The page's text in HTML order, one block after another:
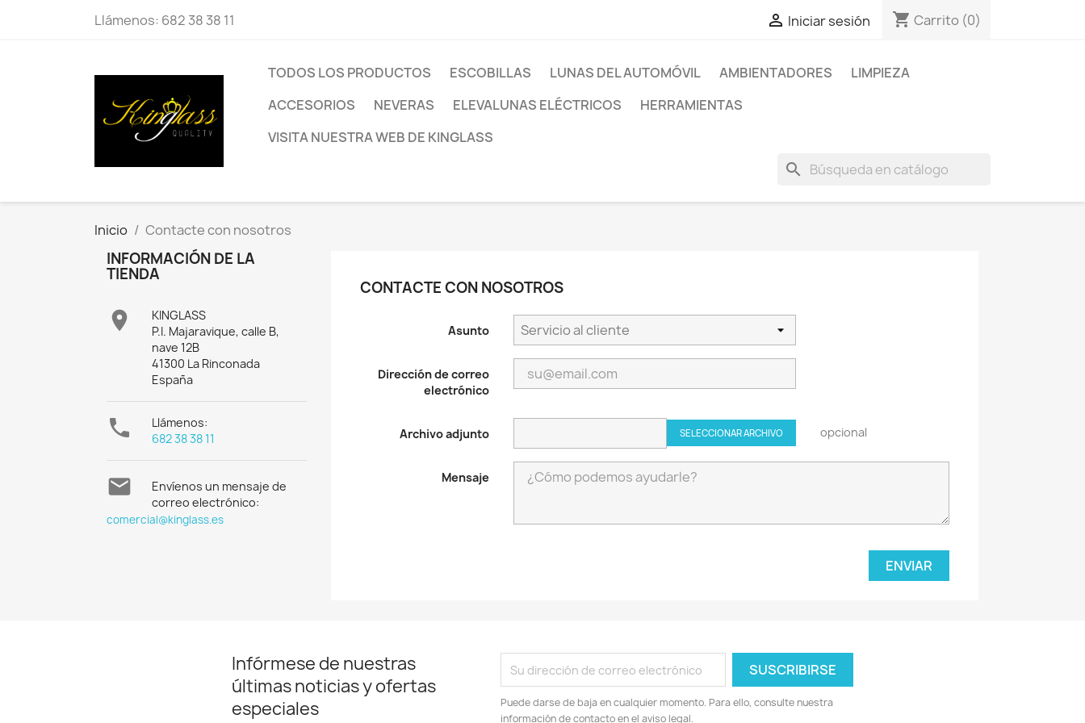
Llámenos: 682 38 38 11  Iniciar sesión shopping_cart Carrito (0)
TODOS LOS PRODUCTOS ESCOBILLAS LUNAS DEL AUTOMÓVIL AMBIENTADORES
LIMPIEZA
ACCESORIOS
NEVERAS ELEVALUNAS ELÉCTRICOS
HERRAMIENTAS
VISITA NUESTRA WEB DE KINGLASS
search
Inicio Contacte con nosotros
INFORMACIÓN DE LA
TIENDA

KINGLASS
P.I. Majaravique, calle B,
nave 12B
41300 La Rinconada
España

Llámenos:
682 38 38 11

Envíenos un mensaje de
correo electrónico:
comercial@kinglass.es
CONTACTE CON NOSOTROS
Asunto
Dirección de correo
electrónico
Archivo adjunto SELECCIONAR ARCHIVO opcional
Mensaje
Infórmese de nuestras
últimas noticias y ofertas
especiales
Puede darse de baja en cualquier momento. Para ello, consulte nuestra
información de contacto en el aviso legal.